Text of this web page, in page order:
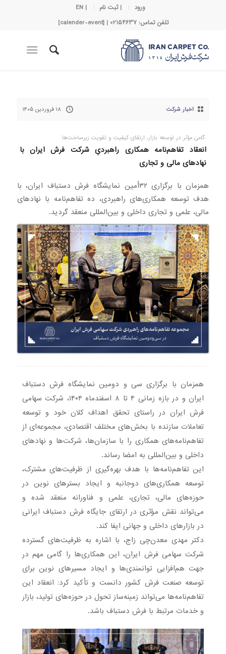
ورود | ثبت نام
| EN
تلفن تماس: 02154637 | [calender-event]
اخبار شرکت ۱۸ فروردین ۱۴۰۵
گامی مؤثر در توسعه بازار، ارتقای کیفیت و تقویت زیرساخت‌ها
انعقاد تفاهم‌نامه همکاری راهبردیِ شرکت فرش ایران با
نهادهای مالی و تجاری
همزمان با برگزاری ۳۲اُمین نمایشگاه فرش دستباف ایران، با
هدف توسعه همکاری‌های راهبردی، ده تفاهم‌نامه با نهادهای
مالی، علمی و تجاری داخلی و بین‌المللی منعقد گردید.
همزمان با برگزاری سی و دومین نمایشگاه فرش دستباف
ایران و در بازه زمانی ۴ تا ۸ اسفندماه ۱۴۰۴، شرکت سهامی
فرش ایران در راستای تحقق اهداف کلان خود و توسعه
تعاملات سازنده با بخش‌های مختلف اقتصادی، مجموعه‌ای از
تفاهم‌نامه‌های همکاری را با سازمان‌ها، شرکت‌ها و نهادهای
داخلی و بین‌المللی به امضا رساند.
این تفاهم‌نامه‌ها با هدف بهره‌گیری از ظرفیت‌های مشترک،
توسعه همکاری‌های دوجانبه و ایجاد بسترهای نوین در
حوزه‌های مالی، تجاری، علمی و فناورانه منعقد شده و
می‌تواند نقش مؤثری در ارتقای جایگاه فرش دستباف ایرانی
در بازارهای داخلی و جهانی ایفا کند.
دکتر مهدی معدن‌چی زاج، با اشاره به ظرفیت‌های گسترده
شرکت سهامی فرش ایران، این همکاری‌ها را گامی مهم در
جهت هم‌افزایی توانمندی‌ها و ایجاد مسیرهای نوین برای
توسعه صنعت فرش کشور دانست و تأکید کرد: انعقاد این
تفاهم‌نامه‌ها می‌تواند زمینه‌ساز تحول در حوزه‌های تولید، بازار
و خدمات مرتبط با فرش دستباف باشد.